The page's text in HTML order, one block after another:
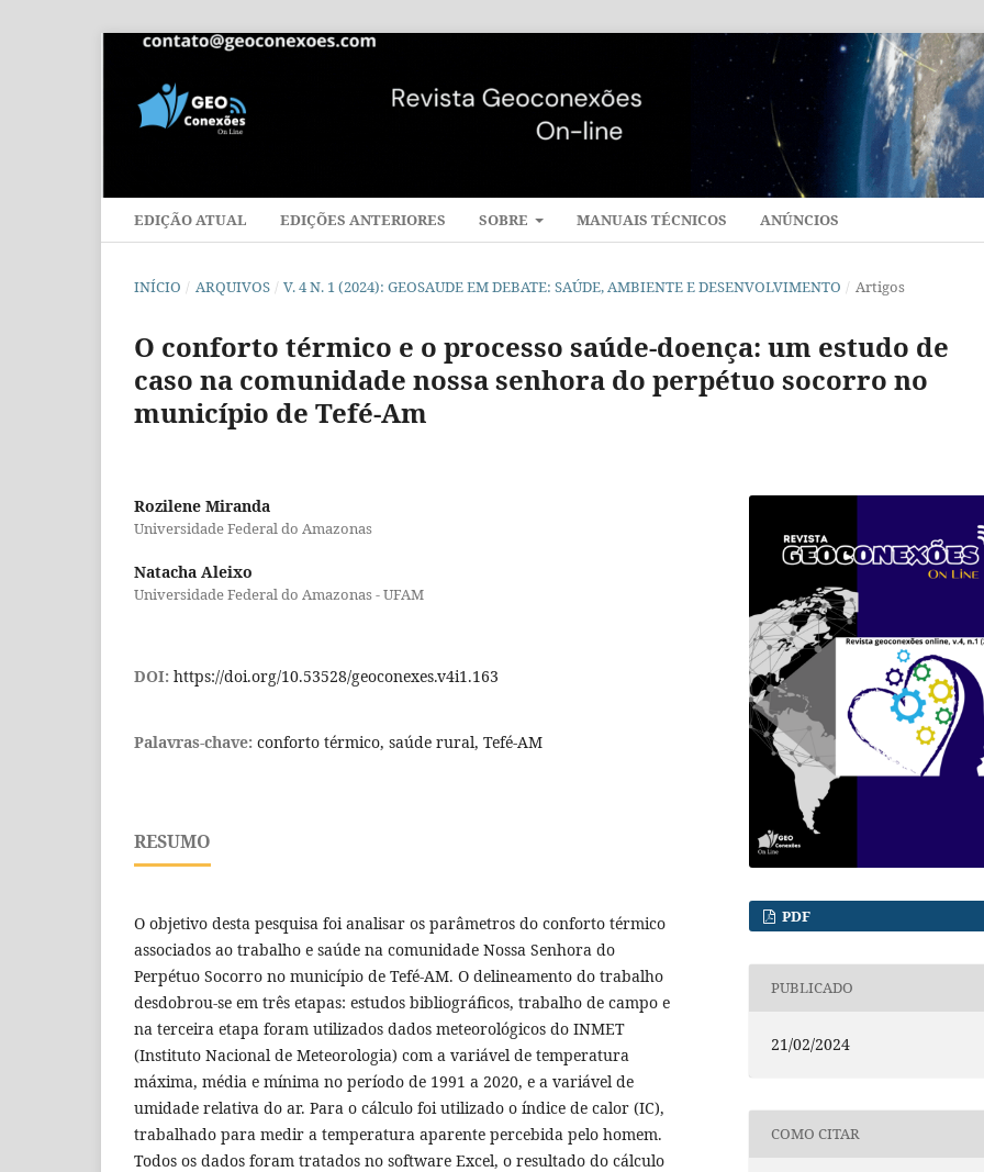
EDIÇÃO ATUAL EDIÇÕES ANTERIORES SOBRE MANUAIS TÉCNICOS ANÚNCIOS
INÍCIO / ARQUIVOS / V. 4 N. 1 (2024): GEOSAUDE EM DEBATE: SAÚDE, AMBIENTE E DESENVOLVIMENTO / Artigos
O conforto térmico e o processo saúde-doença: um estudo de
caso na comunidade nossa senhora do perpétuo socorro no
município de Tefé-Am
Rozilene Miranda
Universidade Federal do Amazonas
Natacha Aleixo
Universidade Federal do Amazonas - UFAM
DOI: https://doi.org/10.53528/geoconexes.v4i1.163
Palavras-chave: conforto térmico, saúde rural, Tefé-AM
RESUMO
O objetivo desta pesquisa foi analisar os parâmetros do conforto térmico
associados ao trabalho e saúde na comunidade Nossa Senhora do
Perpétuo Socorro no município de Tefé-AM. O delineamento do trabalho
desdobrou-se em três etapas: estudos bibliográficos, trabalho de campo e
na terceira etapa foram utilizados dados meteorológicos do INMET
(Instituto Nacional de Meteorologia) com a variável de temperatura
máxima, média e mínima no período de 1991 a 2020, e a variável de
umidade relativa do ar. Para o cálculo foi utilizado o índice de calor (IC),
trabalhado para medir a temperatura aparente percebida pelo homem.
Todos os dados foram tratados no software Excel, o resultado do cálculo
PDF
PUBLICADO
21/02/2024
COMO CITAR